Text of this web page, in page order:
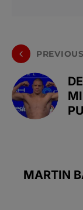
MARTIN